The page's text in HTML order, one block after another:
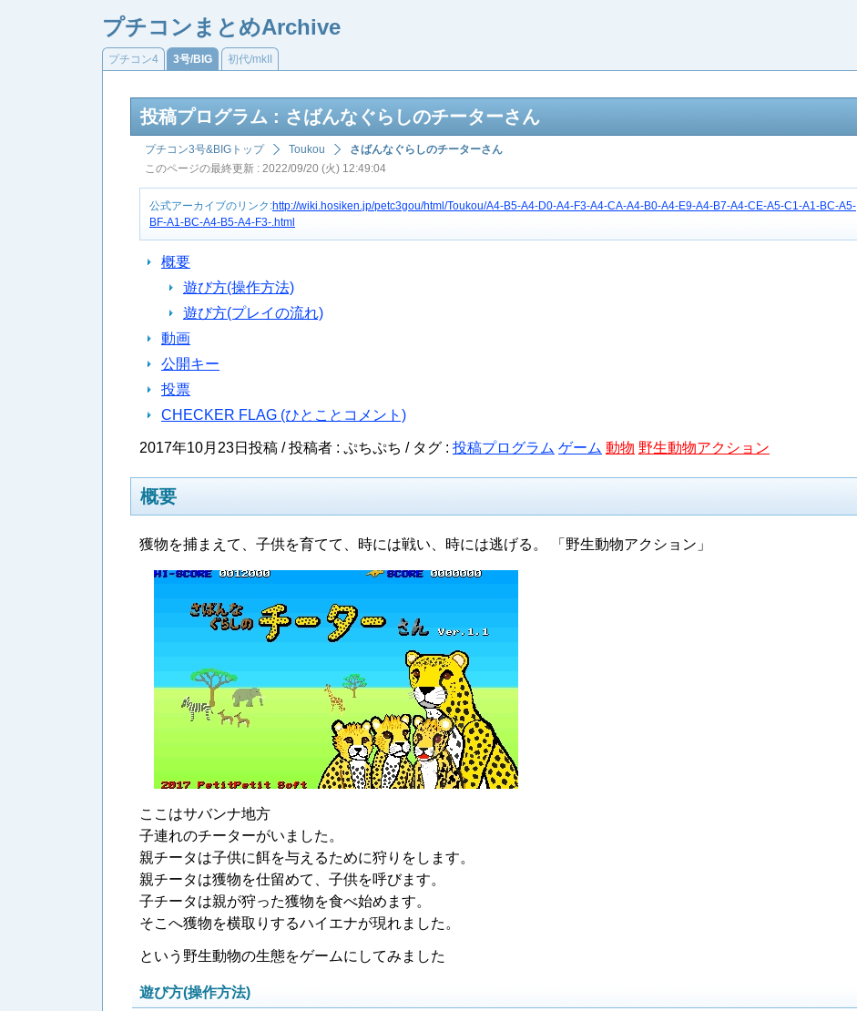
プチコンまとめArchive
プチコン4 3号/BIG 初代/mkII
投稿プログラム : さばんなぐらしのチーターさん
プチコン3号&BIGトップ Toukou
さばんなぐらしのチーターさん
このページの最終更新 : 2022/09/20 (火) 12:49:04
公式アーカイブのリンク:http://wiki.hosiken.jp/petc3gou/html/Toukou/A4-B5-A4-D0-A4-F3-A4-CA-A4-B0-A4-E9-A4-B7-A4-CE-A5-C1-A1-BC-A5-
BF-A1-BC-A4-B5-A4-F3-.html
概要
遊び方(操作方法)
遊び方(プレイの流れ)
動画
公開キー
投票
CHECKER FLAG (ひとことコメント)
2017年10月23日投稿 / 投稿者 : ぷちぷち / タグ : 投稿プログラム ゲーム 動物 野生動物アクション
概要
獲物を捕まえて、子供を育てて、時には戦い、時には逃げる。 「野生動物アクション」
ここはサバンナ地方
子連れのチーターがいました。
親チータは子供に餌を与えるために狩りをします。
親チータは獲物を仕留めて、子供を呼びます。
子チータは親が狩った獲物を食べ始めます。
そこへ獲物を横取りするハイエナが現れました。
という野生動物の生態をゲームにしてみました
遊び方(操作方法)